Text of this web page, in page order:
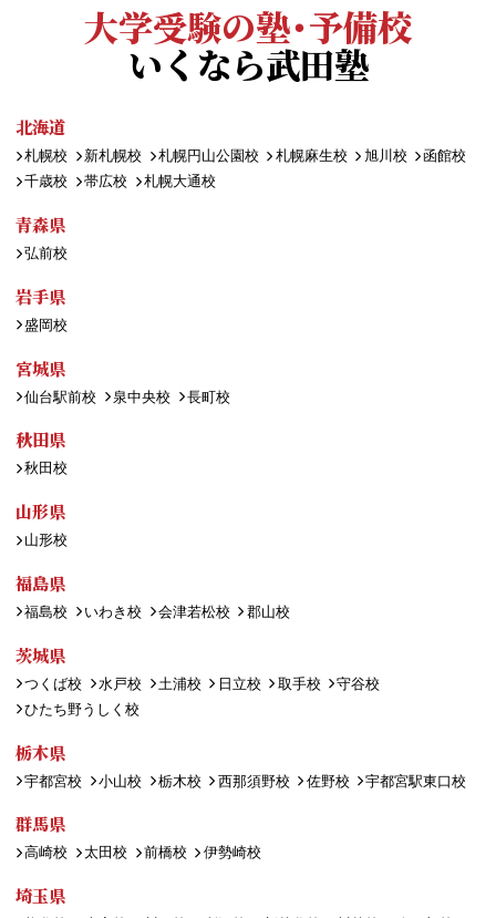
大学受験の塾・予備校
いくなら武田塾
北海道
札幌校 新札幌校 札幌円山公園校 札幌麻生校 旭川校
函館校
千歳校
帯広校 札幌大通校
青森県
弘前校
岩手県
盛岡校
宮城県
仙台駅前校 泉中央校 長町校
秋田県
秋田校
山形県
山形校
福島県
福島校 いわき校 会津若松校 郡山校
茨城県
つくば校 水戸校 土浦校 日立校 取手校
守谷校
ひたち野うしく校
栃木県
宇都宮校 小山校 栃木校 西那須野校 佐野校 宇都宮駅東口校
群馬県
高崎校 太田校 前橋校 伊勢崎校
埼玉県